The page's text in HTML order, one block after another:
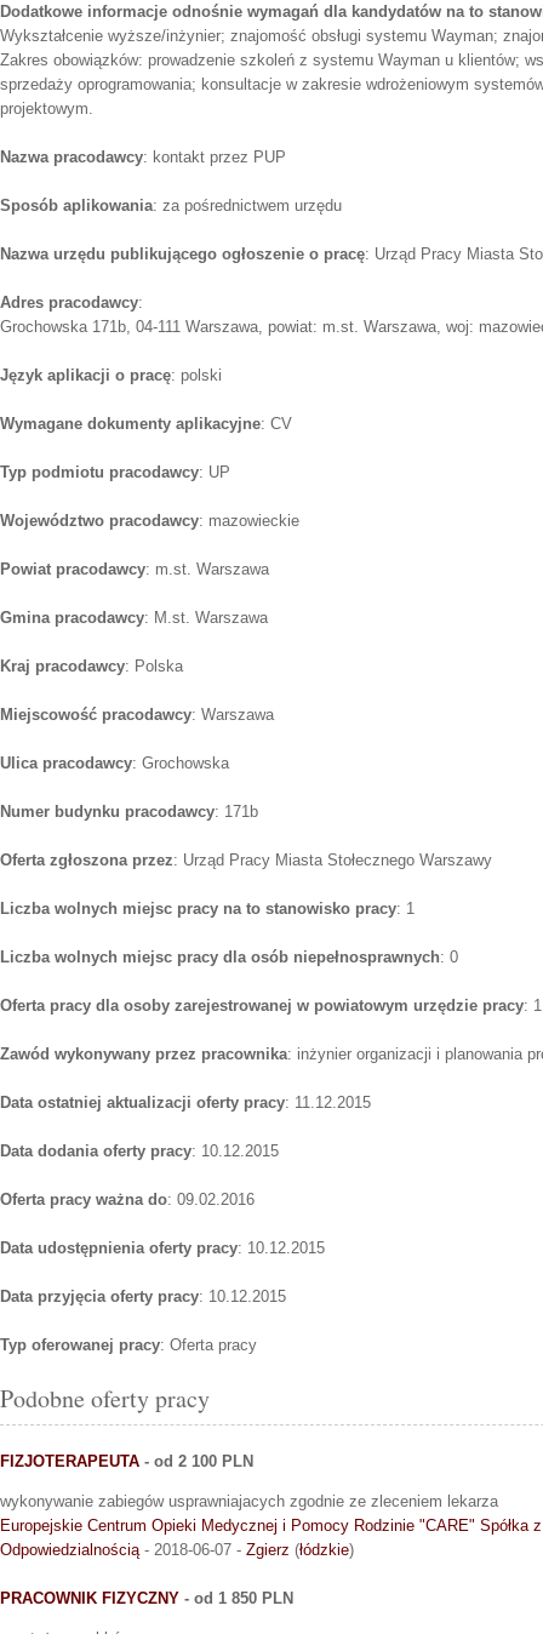
Dodatkowe informacje odnośnie wymagań dla kandydatów na to
Wykształcenie wyższe/inżynier; znajomość obsługi systemu Wayman;
Zakres obowiązków: prowadzenie szkoleń z systemu Wayman u klientów;
sprzedaży oprogramowania; konsultacje w zakresie wdrożeniowym
projektowym.
Nazwa pracodawcy: kontakt przez PUP
Sposób aplikowania: za pośrednictwem urzędu
Nazwa urzędu publikującego ogłoszenie o pracę: Urząd Pracy Miasta
Adres pracodawcy:
Grochowska 171b, 04-111 Warszawa, powiat: m.st. Warszawa, woj:
Język aplikacji o pracę: polski
Wymagane dokumenty aplikacyjne: CV
Typ podmiotu pracodawcy: UP
Województwo pracodawcy: mazowieckie
Powiat pracodawcy: m.st. Warszawa
Gmina pracodawcy: M.st. Warszawa
Kraj pracodawcy: Polska
Miejscowość pracodawcy: Warszawa
Ulica pracodawcy: Grochowska
Numer budynku pracodawcy: 171b
Oferta zgłoszona przez: Urząd Pracy Miasta Stołecznego Warszawy
Liczba wolnych miejsc pracy na to stanowisko pracy: 1
Liczba wolnych miejsc pracy dla osób niepełnosprawnych: 0
Oferta pracy dla osoby zarejestrowanej w powiatowym urzędzie pracy: 1
Zawód wykonywany przez pracownika: inżynier organizacji i planowania
Data ostatniej aktualizacji oferty pracy: 11.12.2015
Data dodania oferty pracy: 10.12.2015
Oferta pracy ważna do: 09.02.2016
Data udostępnienia oferty pracy: 10.12.2015
Data przyjęcia oferty pracy: 10.12.2015
Typ oferowanej pracy: Oferta pracy
Podobne oferty pracy
FIZJOTERAPEUTA - od 2 100 PLN
wykonywanie zabiegów usprawniajacych zgodnie ze zleceniem lekarza
Europejskie Centrum Opieki Medycznej i Pomocy Rodzinie "CARE" Spółka
Odpowiedzialnością - 2018-06-07 - Zgierz (łódzkie)
PRACOWNIK FIZYCZNY - od 1 850 PLN